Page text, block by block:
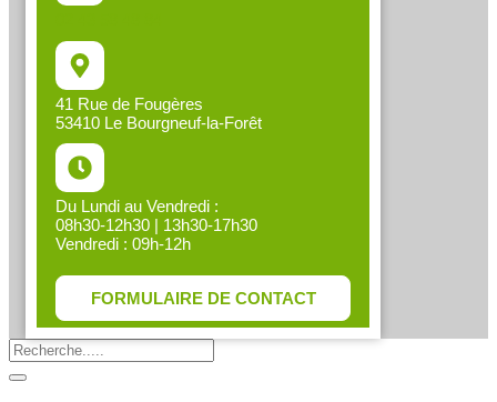
41 Rue de Fougères
53410 Le Bourgneuf-la-Forêt
Du Lundi au Vendredi :
08h30-12h30 | 13h30-17h30
Vendredi : 09h-12h
FORMULAIRE DE CONTACT